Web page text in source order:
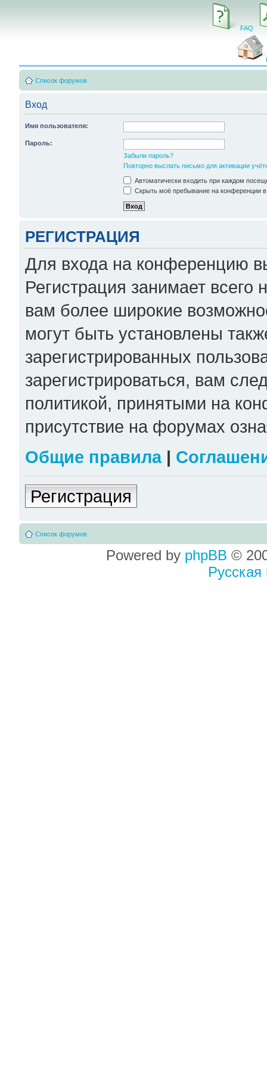
FAQ
Список форумов
Вход
Имя пользователя:
Пароль:
Забыли пароль?
Повторно выслать письмо для активации
Автоматически входить при каждом
Скрыть моё пребывание на конференции в
РЕГИСТРАЦИЯ
Для входа на конференцию
Регистрация занимает всего
вам более широкие
могут быть установлены
зарегистрированных
зарегистрироваться, вам
политикой, принятыми на
присутствие на форумах
Общие правила|
Регистрация
Список форумов
Powered by phpBB ©